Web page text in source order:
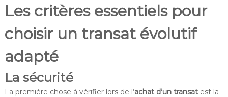
Les critères essentiels pour
choisir un transat évolutif
adapté
La sécurité
La première chose à vérifier lors de l’achat d’un transatest la